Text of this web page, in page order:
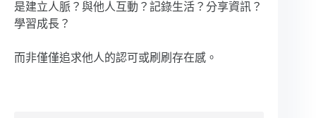
是建立人脈？與他人互動？記錄生活？分享資訊？
學習成長？
而非僅僅追求他人的認可或刷刷存在感。